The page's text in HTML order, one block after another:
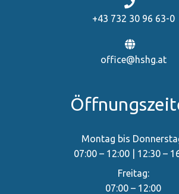
+43 732 30 96 63-0
office@hshg.at
Montag bis
07:00 – 12:00 | 12:30 –
Freitag:
07:00 – 12:00